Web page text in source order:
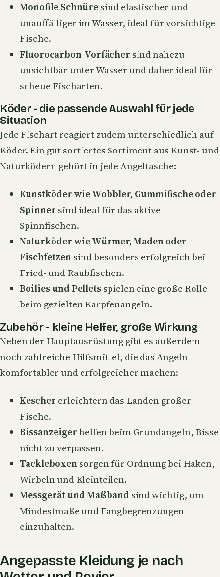
MonofileSchnüresind elastischer und
unauffälliger im Wasser, ideal für vorsichtige
Fische.
Fluorocarbon-Vorfächer sind nahezu
unsichtbar unter Wasser und daher ideal für
scheue Fischarten.
Köder - die passende Auswahl für jede
Situation
Jede Fischart reagiert zudem unterschiedlich auf
Köder. Ein gut sortiertes Sortiment aus Kunst- und
Naturködern gehört in jede Angeltasche:
Kunstköder wie Wobbler, Gummifische oder
Spinner sind ideal für das aktive
Spinnfischen.
Naturköder wie Würmer, Maden oder
Fischfetzensind besonders erfolgreich bei
Fried- und Raubfischen.
Boiliesund Pelletsspielen eine große Rolle
beim gezielten Karpfenangeln.
Zubehör - kleine Helfer, große Wirkung
Neben der Hauptausrüstung gibt es außerdem
noch zahlreiche Hilfsmittel, die das Angeln
komfortabler und erfolgreicher machen:
Kescher erleichtern das Landen großer
Fische.
Bissanzeigerhelfen beimGrundangeln, Bisse
nicht zu verpassen.
Tackleboxensorgen für Ordnung bei Haken,
Wirbeln und Kleinteilen.
Messgerät und Maßband sind wichtig, um
Mindestmaße und Fangbegrenzungen
einzuhalten.
Angepasste Kleidung je nach